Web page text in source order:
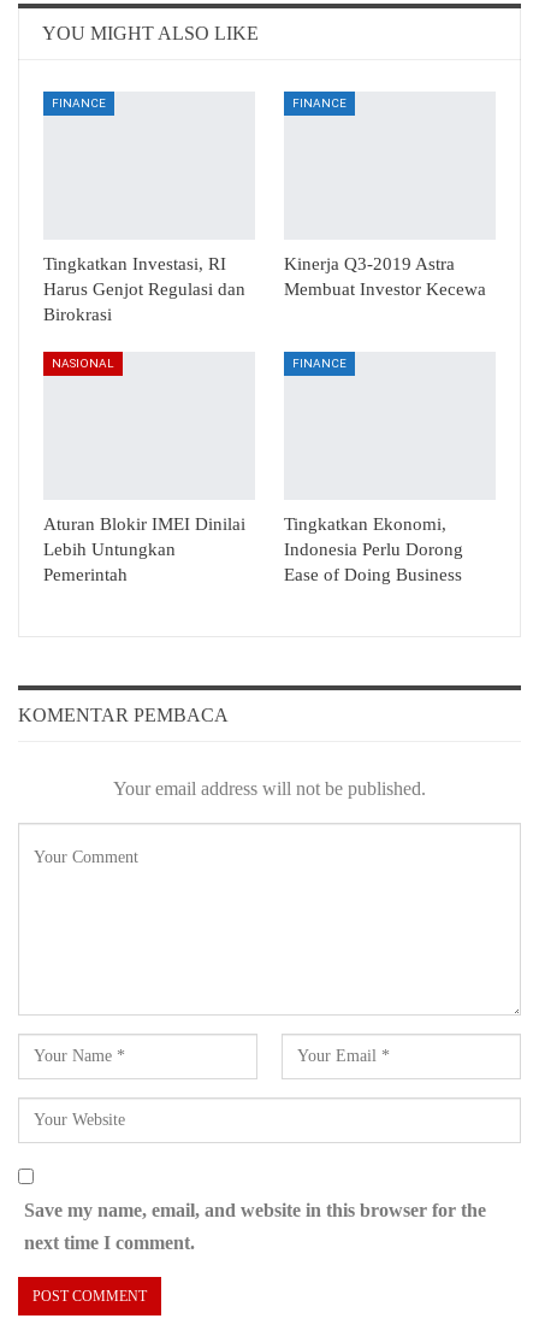
YOU MIGHT ALSO LIKE
FINANCE
Tingkatkan Investasi, RI
Harus Genjot Regulasi dan
Birokrasi
FINANCE
Kinerja Q3-2019 Astra
Membuat Investor Kecewa
NASIONAL
Aturan Blokir IMEI Dinilai
Lebih Untungkan
Pemerintah
FINANCE
Tingkatkan Ekonomi,
Indonesia Perlu Dorong
Ease of Doing Business
KOMENTAR PEMBACA
Your email address will not be published.
Save my name, email, and website in this browser for the
next time I comment.